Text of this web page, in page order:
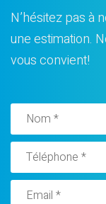
N’hésitez pas à
une estimation.
vous convient!